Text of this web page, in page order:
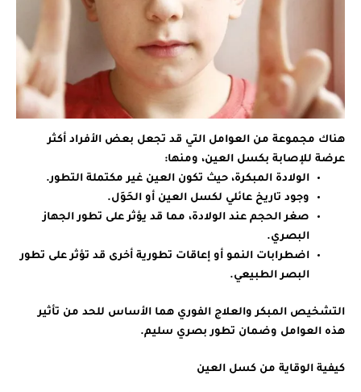
هناك مجموعة من العوامل التي قد تجعل بعض الأفراد أكثر
عرضة للإصابة بكسل العين، ومنها:
الولادة المبكرة، حيث تكون العين غير مكتملة التطور.
وجود تاريخ عائلي لكسل العين أو الحَوَل.
صغر الحجم عند الولادة، مما قد يؤثر على تطور الجهاز
البصري.
اضطرابات النمو أو إعاقات تطورية أخرى قد تؤثر على تطور
البصر الطبيعي.
التشخيص المبكر والعلاج الفوري هما الأساس للحد من تأثير
هذه العوامل وضمان تطور بصري سليم.
كيفية الوقاية من كسل العين